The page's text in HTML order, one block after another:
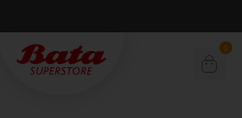
Betaal achteraf met Klarna 0